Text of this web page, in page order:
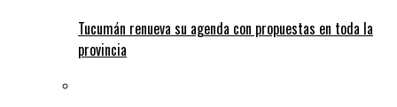
Tucumán renueva su agenda con propuestas en toda la
provincia